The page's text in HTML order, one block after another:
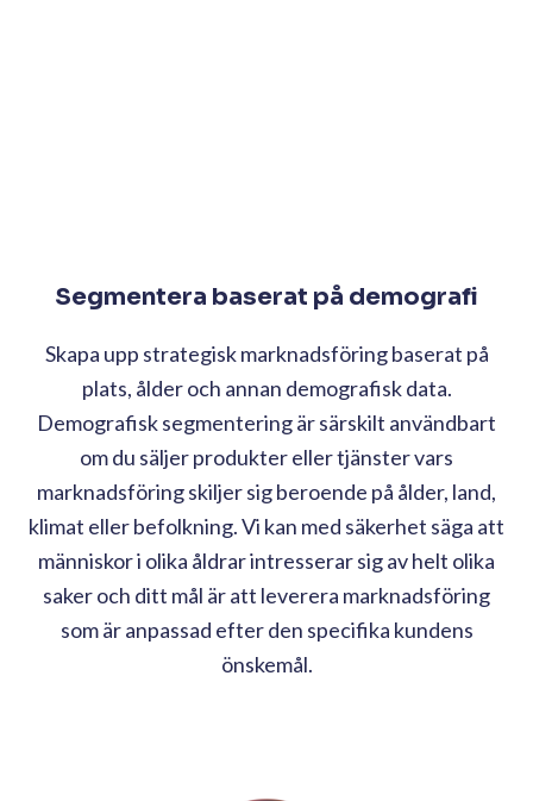
Segmentera baserat på demografi
Skapa upp strategisk marknadsföring baserat på
plats, ålder och annan demografisk data.
Demografisk segmentering är särskilt användbart
om du säljer produkter eller tjänster vars
marknadsföring skiljer sig beroende på ålder, land,
klimat eller befolkning. Vi kan med säkerhet säga att
människor i olika åldrar intresserar sig av helt olika
saker och ditt mål är att leverera marknadsföring
som är anpassad efter den specifika kundens
önskemål.